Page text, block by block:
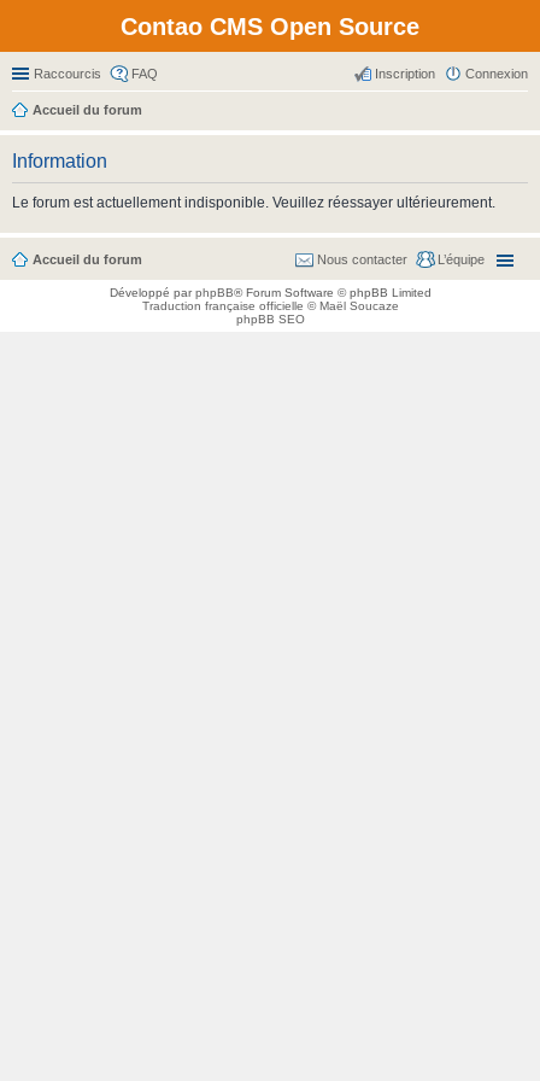
Contao CMS Open Source
Raccourcis FAQ Connexion
Inscription
Accueil du forum
Information
Le forum est actuellement indisponible. Veuillez réessayer ultérieurement.
Accueil du forum L’équipe
Nous contacter
Développé parphpBB® Forum Software © phpBB Limited
Traduction française officielle ©Maël Soucaze
phpBB SEO